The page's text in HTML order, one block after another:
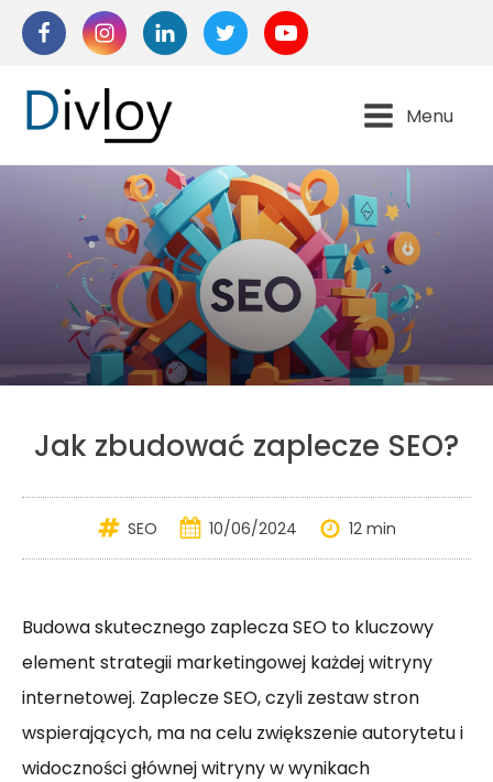
Menu
Jak zbudować zaplecze SEO?
SEO 10/06/2024 12 min
Budowa skutecznego zaplecza SEO to kluczowy
element strategii marketingowej każdej witryny
internetowej. Zaplecze SEO, czyli zestaw stron
wspierających, ma na celu zwiększenie autorytetu i
widoczności głównej witryny w wynikach